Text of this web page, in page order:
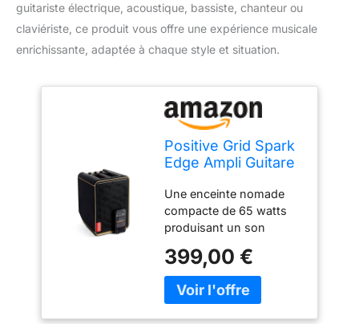
guitariste électrique, acoustique, bassiste, chanteur ou
claviériste, ce produit vous offre une expérience musicale
enrichissante, adaptée à chaque style et situation.
Positive Grid Spark
Edge Ampli Guitare
Enceinte Portable
de 4 canaux et 65
W avec Looper
intégré, IA et appli
pour Guitare
électrique,
Acoustique, Basse,
Voix, Clavier, etc.
Une enceinte nomade
compacte de 65 watts
produisant un son
technologie Sonic IQ. 4
canaux distincts, dont 2
entrées sur combos
399,00 €